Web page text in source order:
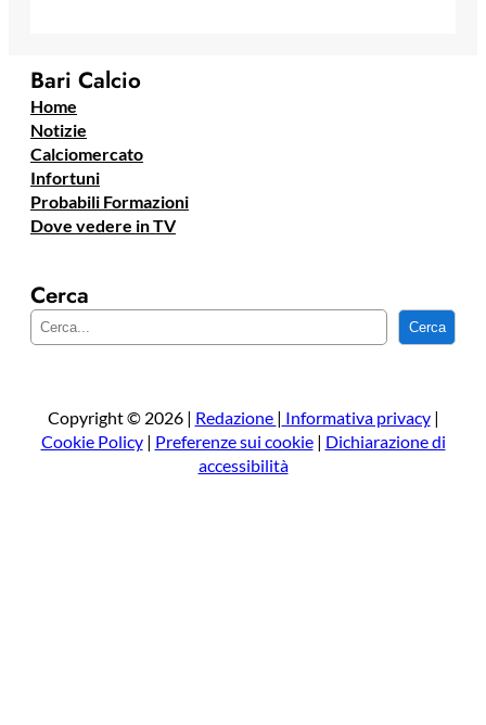
Bari Calcio
Home
Notizie
Calciomercato
Infortuni
Probabili Formazioni
Dove vedere in TV
Cerca
e
a
Cerca
Copyright © 2026 | Redazione | Informativa privacy|
Cookie Policy| Preferenze sui cookie| Dichiarazione di
accessibilità